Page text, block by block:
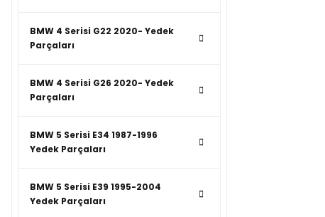
BMW 4 Serisi G22 2020- Yedek
Parçaları
BMW 4 Serisi G26 2020- Yedek
Parçaları
BMW 5 Serisi E34 1987-1996
Yedek Parçaları
BMW 5 Serisi E39 1995-2004
Yedek Parçaları